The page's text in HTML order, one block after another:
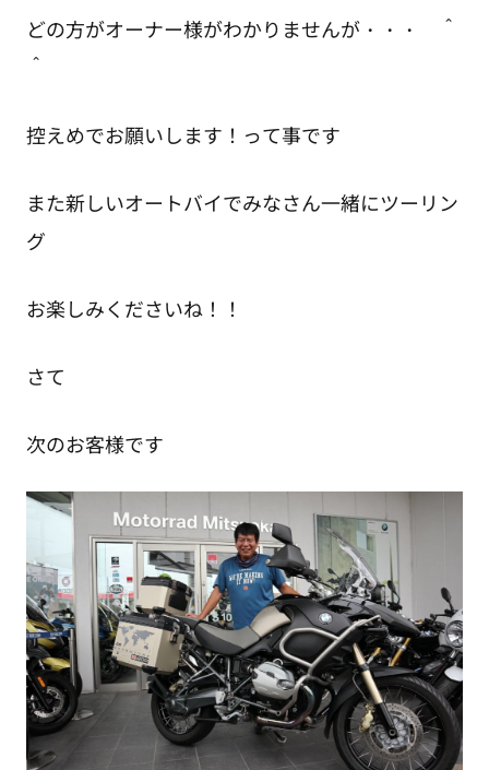
どの方がオーナー様がわかりませんが・・・ ＾
＾
控えめでお願いします！って事です
また新しいオートバイでみなさん一緒にツーリン
グ
お楽しみくださいね！！
さて
次のお客様です